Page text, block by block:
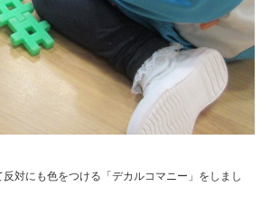
対にも色をつける「デカルコマニー」をしまし